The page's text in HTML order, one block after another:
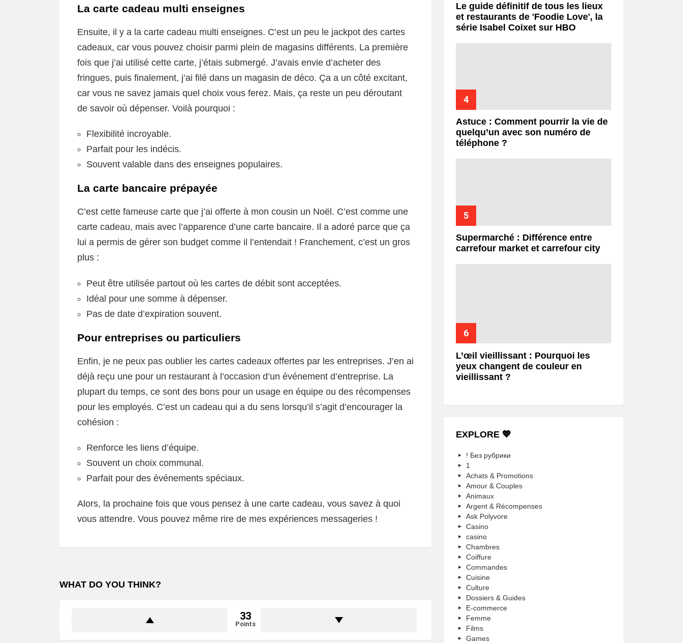
La carte cadeau multi enseignes
Ensuite, il y a la carte cadeau multi enseignes. C’est un peu le jackpot des cartes
cadeaux, car vous pouvez choisir parmi plein de magasins différents. La première
fois que j’ai utilisé cette carte, j’étais submergé. J’avais envie d’acheter des
fringues, puis finalement, j’ai filé dans un magasin de déco. Ça a un côté excitant,
car vous ne savez jamais quel choix vous ferez. Mais, ça reste un peu déroutant
de savoir où dépenser. Voilà pourquoi :
Flexibilité incroyable.
Parfait pour les indécis.
Souvent valable dans des enseignes populaires.
La carte bancaire prépayée
C’est cette fameuse carte que j’ai offerte à mon cousin un Noël. C’est comme une
carte cadeau, mais avec l’apparence d’une carte bancaire. Il a adoré parce que ça
lui a permis de gérer son budget comme il l’entendait ! Franchement, c’est un gros
plus :
Peut être utilisée partout où les cartes de débit sont acceptées.
Idéal pour une somme à dépenser.
Pas de date d’expiration souvent.
Pour entreprises ou particuliers
Enfin, je ne peux pas oublier les cartes cadeaux offertes par les entreprises. J’en ai
déjà reçu une pour un restaurant à l’occasion d’un événement d’entreprise. La
plupart du temps, ce sont des bons pour un usage en équipe ou des récompenses
pour les employés. C’est un cadeau qui a du sens lorsqu’il s’agit d’encourager la
cohésion :
Renforce les liens d’équipe.
Souvent un choix communal.
Parfait pour des événements spéciaux.
Alors, la prochaine fois que vous pensez à une carte cadeau, vous savez à quoi
vous attendre. Vous pouvez même rire de mes expériences messageries !
WHAT DO YOU THINK?
33
Points
Le guide définitif de tous les lieux
et restaurants de 'Foodie Love', la
série Isabel Coixet sur HBO
Astuce : Comment pourrir la vie de
quelqu’un avec son numéro de
téléphone ?
Supermarché : Différence entre
carrefour market et carrefour city
L’œil vieillissant : Pourquoi les
yeux changent de couleur en
vieillissant ?
EXPLORE 💖
! Без рубрики
1
Achats & Promotions
Amour & Couples
Animaux
Argent & Récompenses
Ask Polyvore
Casino
casino
Chambres
Coiffure
Commandes
Cuisine
Culture
Dossiers & Guides
E-commerce
Femme
Films
Games